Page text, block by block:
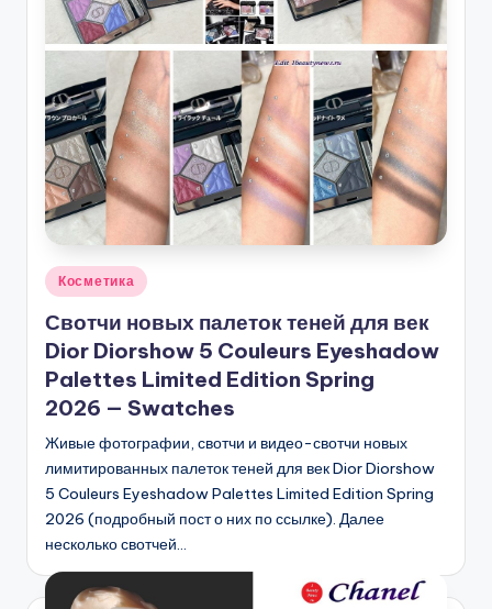
Опубликовано
Косметика
Свотчи новых палеток теней для век
Dior Diorshow 5 Couleurs Eyeshadow
Palettes Limited Edition Spring
2026 — Swatches
Живые фотографии, свотчи и видео-свотчи новых
лимитированных палеток теней для век Dior Diorshow
5 Couleurs Eyeshadow Palettes Limited Edition Spring
2026 (подробный пост о них по ссылке). Далее
несколько свотчей…